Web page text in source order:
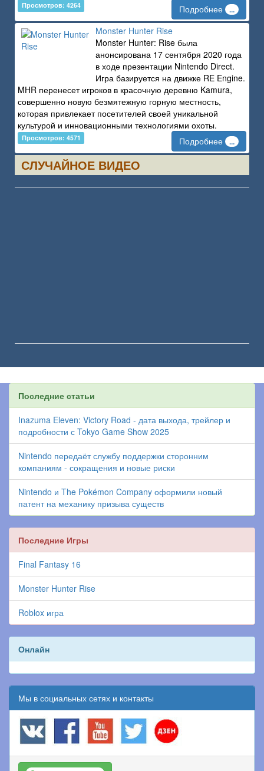
Просмотров: 4264 Подробнее ...
Monster Hunter Rise
Monster Hunter: Rise была
анонсирована 17 сентября 2020 года
в ходе презентации Nintendo Direct.
Игра базируется на движке RE Engine.
MHR перенесет игроков в красочную деревню Kamura,
совершенно новую безмятежную горную местность,
которая привлекает посетителей своей уникальной
культурой и инновационными технологиями охоты.
Просмотров: 4571 Подробнее ...
СЛУЧАЙНОЕ ВИДЕО
Последние статьи
Inazuma Eleven: Victory Road - дата выхода, трейлер и
подробности с Tokyo Game Show 2025
Nintendo передаёт службу поддержки сторонним
компаниям - сокращения и новые риски
Nintendo и The Pokémon Company оформили новый
патент на механику призыва существ
Последние Игры
Final Fantasy 16
Monster Hunter Rise
Roblox игра
Онлайн
Мы в социальных сетях и контакты